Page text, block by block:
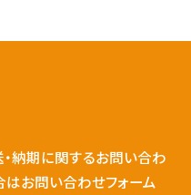
納期に関するお問い合わ
はお問い合わせフォーム